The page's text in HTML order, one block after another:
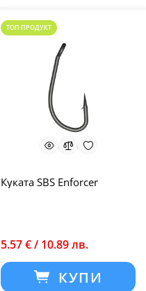
ТОП ПРОДУКТ
Куката SBS Enforcer
5.57 € / 10.89 лв.
КУПИ